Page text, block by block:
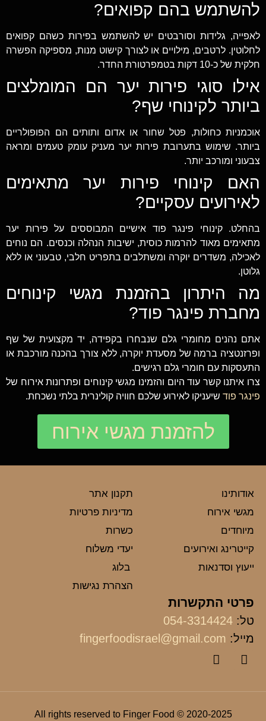
להשתמש בהם קפואים?
לאפייה, גלידות וסורבטים יש להשתמש בפירות כשהם קפואים
לחלוטין. לרטבים, מילויים או לצורך קישוט מנות, מספיקה הפשרה
חלקית של כ-10 דקות בטמפרטורת החדר.
אילו סוגי פירות יער הם המומלצים
ביותר לקינוחי שף?
אוכמניות כחולות, פטל שחור או אדום ותותים הם הפופולריים
ביותר. שימוש בתערובת פירות יער מעניק עומק טעמים ומראה
צבעוני ומורכב יותר.
האם קינוחי פירות יער מתאימים
לאירועים עסקיים?
בהחלט. קינוחי פינגר פוד אישיים המבוססים על פירות יער
מתאימים מאוד להרמות כוסית, ישיבות הנהלה וכנסים. הם נוחים
לאכילה, משדרים יוקרה ומשתלבים בתפריט חלבי, טבעוני או ללא
גלוטן.
מה היתרון בהזמנת מגשי קינוחים
מחברת פינגר פוד?
אתם נהנים מחומרי גלם שנבחרו בקפידה, יד מקצועית של שף
ופרזנטציה ברמה של מסעדת יוקרה, ללא צורך בהכנה מורכבת או
התעסקות עם חומרי גלם רגישים.
צרו איתנו קשר עוד היום והזמינו מגשי קינוחים ופתרונות אירוח של
פינגר פוד שיעניקו לאירוע שלכם חוויה קולינרית בלתי נשכחת.
להזמנת מגשי אירוח
אודותינו
מגשי אירוח
מיוחדים
קייטרינג ואירועים
ייעוץ וסדנאות
תקנון אתר
מדיניות פרטיות
כשרות
יעדי משלוח
בלוג
הצהרת נגישות
פרטי התקשרות
טל: 054-3314424
מייל: fingerfoodisrael@gmail.com
2020-2025 © All rights reserved to Finger Food